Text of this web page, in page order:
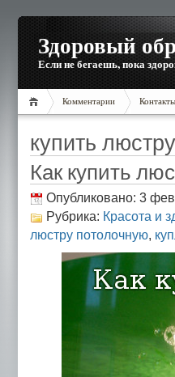
Здоровый
Если не бегаешь, пока
Комментарии Контакты
купить
Как купить
Опубликовано: 3
Рубрика: Красота и
люстру потолочную,